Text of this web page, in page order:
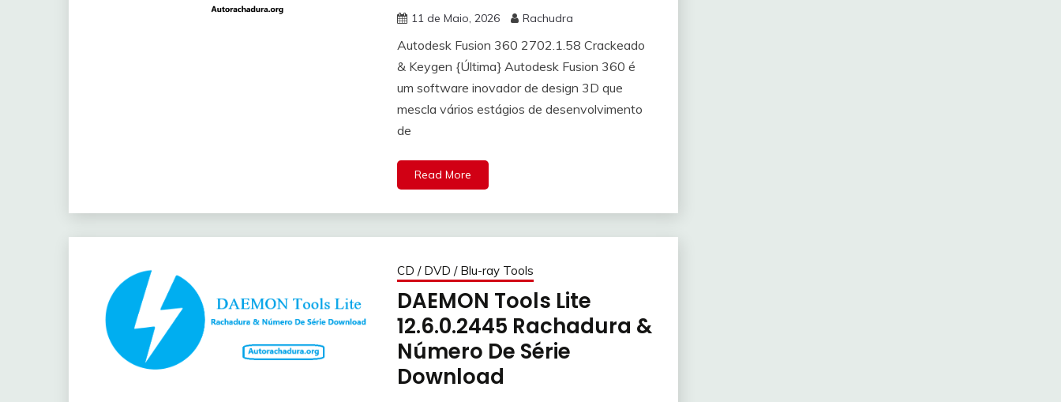
11 de Maio, 2026 Rachudra
Autodesk Fusion 360 2702.1.58 Crackeado
& Keygen {Última} Autodesk Fusion 360 é
um software inovador de design 3D que
mescla vários estágios de desenvolvimento
de
Read More
CD / DVD / Blu-ray Tools
DAEMON Tools Lite
12.6.0.2445 Rachadura &
Número De Série
Download